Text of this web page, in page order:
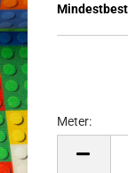
Meter:
Meter